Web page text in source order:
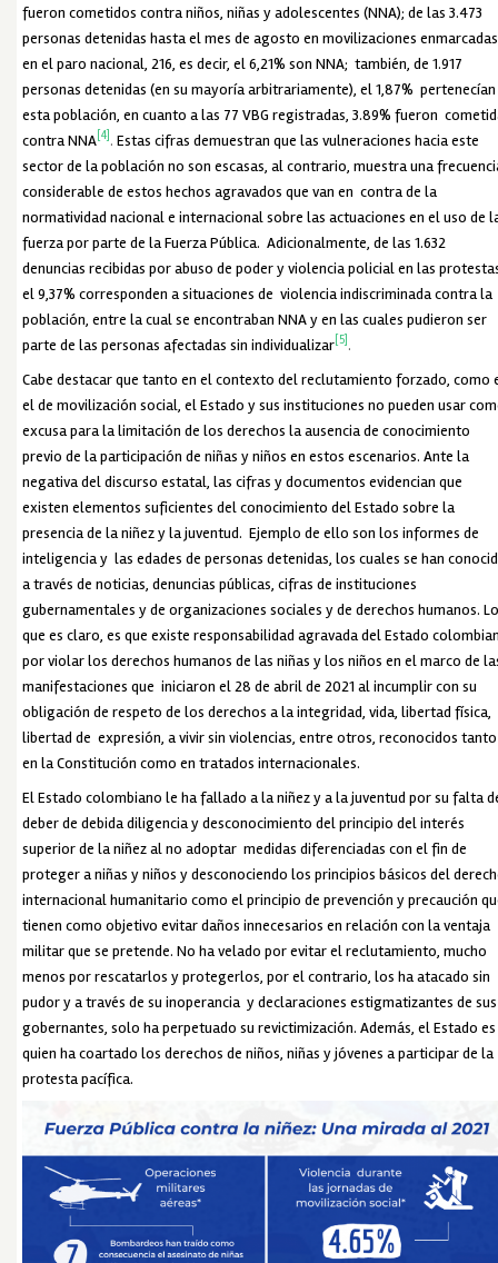
fueron cometidos contra niños, niñas y adolescentes (NNA); de las 3.473
personas detenidas hasta el mes de agosto en movilizaciones enmarcadas
en el paro nacional, 216, es decir, el 6,21% son NNA; también, de 1.917
personas detenidas (en su mayoría arbitrariamente), el 1,87%
esta población, en cuanto a las 77 VBG registradas, 3.89% fueron
contra NNA [4] . Estas cifras demuestran que las vulneraciones hacia este
sector de la población no son escasas, al contrario, muestra una
considerable de estos hechos agravados que van en contra de la
normatividad nacional e internacional sobre las actuaciones en el uso de
fuerza por parte de la Fuerza Pública. Adicionalmente, de las 1.632
denuncias recibidas por abuso de poder y violencia policial en las
el 9,37% corresponden a situaciones de violencia indiscriminada contra la
población, entre la cual se encontraban NNA y en las cuales pudieron ser
parte de las personas afectadas sin individualizar [5] .
Cabe destacar que tanto en el contexto del reclutamiento forzado, como
el de movilización social, el Estado y sus instituciones no pueden usar
excusa para la limitación de los derechos la ausencia de conocimiento
previo de la participación de niñas y niños en estos escenarios. Ante la
negativa del discurso estatal, las cifras y documentos evidencian que
existen elementos suficientes del conocimiento del Estado sobre la
presencia de la niñez y la juventud. Ejemplo de ello son los informes de
inteligencia y las edades de personas detenidas, los cuales se han
a través de noticias, denuncias públicas, cifras de instituciones
gubernamentales y de organizaciones sociales y de derechos humanos.
que es claro, es que existe responsabilidad agravada del Estado
por violar los derechos humanos de las niñas y los niños en el marco de
manifestaciones que iniciaron el 28 de abril de 2021 al incumplir con su
obligación de respeto de los derechos a la integridad, vida, libertad física,
libertad de expresión, a vivir sin violencias, entre otros, reconocidos tanto
en la Constitución como en tratados internacionales.
El Estado colombiano le ha fallado a la niñez y a la juventud por su falta
deber de debida diligencia y desconocimiento del principio del interés
superior de la niñez al no adoptar medidas diferenciadas con el fin de
proteger a niñas y niños y desconociendo los principios básicos del
internacional humanitario como el principio de prevención y precaución
tienen como objetivo evitar daños innecesarios en relación con la ventaja
militar que se pretende. No ha velado por evitar el reclutamiento, mucho
menos por rescatarlos y protegerlos, por el contrario, los ha atacado sin
pudor y a través de su inoperancia y declaraciones estigmatizantes de sus
gobernantes, solo ha perpetuado su revictimización. Además, el Estado es
quien ha coartado los derechos de niños, niñas y jóvenes a participar de la
protesta pacífica.